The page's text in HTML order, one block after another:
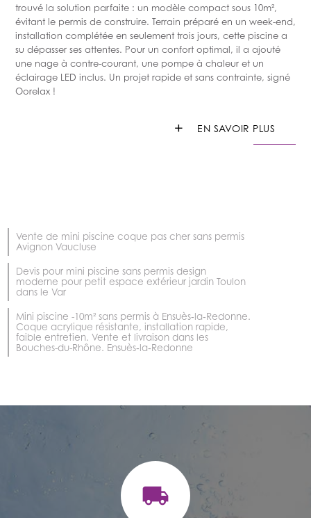
trouvé la solution parfaite : un modèle compact sous 10m²,
évitant le permis de construire. Terrain préparé en un week-end,
installation complétée en seulement trois jours, cette piscine a
su dépasser ses attentes. Pour un confort optimal, il a ajouté
une nage à contre-courant, une pompe à chaleur et un
éclairage LED inclus. Un projet rapide et sans contrainte, signé
Oorelax !
+ EN SAVOIR PLUS
Vente de mini piscine coque pas cher sans permis
Avignon Vaucluse
Devis pour mini piscine sans permis design
moderne pour petit espace extérieur jardin Toulon
dans le Var
Mini piscine -10m² sans permis à Ensuès‑la‑Redonne.
Coque acrylique résistante, installation rapide,
faible entretien. Vente et livraison dans les
Bouches-du-Rhône. Ensuès‑la‑Redonne
local_shipping